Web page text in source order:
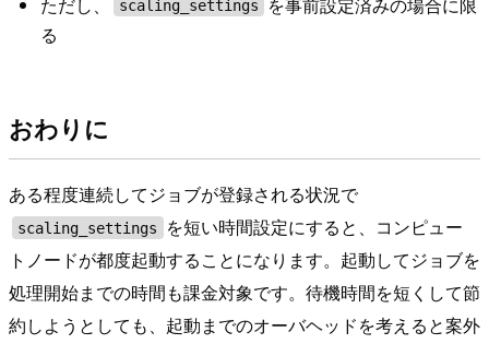
scaling_settings
る
おわりに
ある程度連続してジョブが登録される状況で
scaling_settings
を短い時間設定にすると、コンピュー
トノードが都度起動することになります。起動してジョブを
処理開始までの時間も課金対象です。待機時間を短くして節
約しようとしても、起動までのオーバヘッドを考えると案外